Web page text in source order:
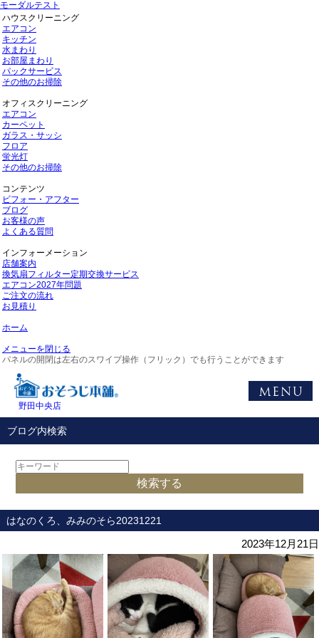
モーダルテスト
ハウスクリーニング
エアコン
キッチン
水まわり
お部屋まわり
パックサービス
その他のお掃除
オフィスクリーニング
エアコン
カーペット
ガラス・サッシ
フロア
蛍光灯
その他のお掃除
コンテンツ
ビフォー・アフター
ブログ
お客様の声
よくある質問
インフォーメーション
店舗案内
換気扇フィルター定期交換サービス
エアコン2027年問題
ご注文の流れ
お見積り
ホーム
メニューを閉じる
パネルの開閉は左右のスワイプ操作（フリック）でも行うことができます
野田中央店
ブログ内検索
はなのくろ、みみのそら20231221
2023年12月21日